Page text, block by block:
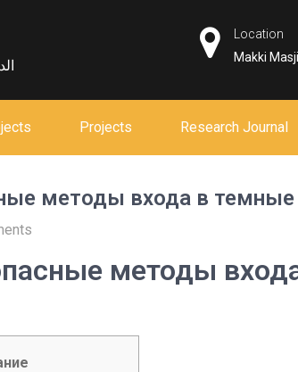
Location
Makki
Projects Research Journal
методы входа в темные
методы